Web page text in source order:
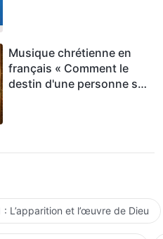
Musique chrétienne en
français « Comment le
destin d'une personne se
L’apparition et l’œuvre de Dieu